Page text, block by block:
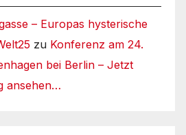
– Europas hysterische
zu Konferenz am 24.
bei Berlin – Jetzt
ansehen…